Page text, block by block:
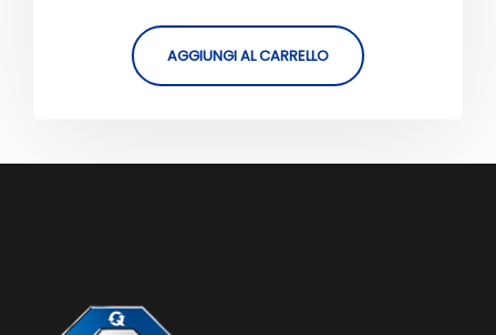
su 5
AGGIUNGI AL CARRELLO